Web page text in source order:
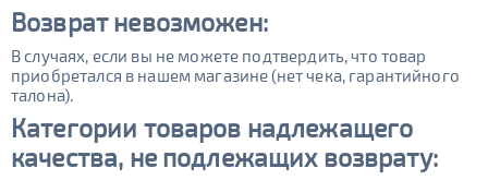
Возвратневозможен:
В случаях, если вы не можете подтвердить, что товар
приобретался в нашем магазине (нет чека, гарантийного
талона).
Категории товаров надлежащего
качества, не подлежащих возврату: